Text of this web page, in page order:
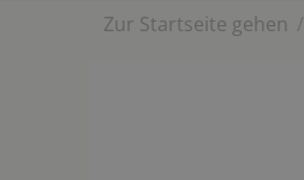
Zur Startseite gehen